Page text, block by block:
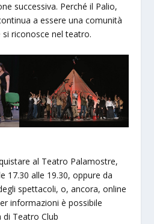
successiva. Perché il Palio,
a essere una comunità
riconosce nel teatro.
al Teatro Palamostre,
17.30 alle 19.30, oppure da
spettacoli, o, ancora, online
informazioni è possibile
Teatro Club